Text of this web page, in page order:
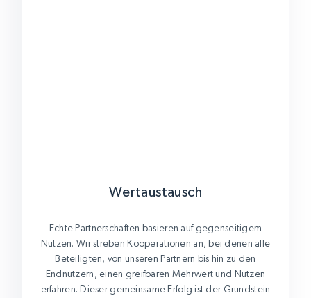
Wertaustausch
Echte Partnerschaften basieren auf gegenseitigem
Nutzen. Wir streben Kooperationen an, bei denen alle
Beteiligten, von unseren Partnern bis hin zu den
Endnutzern, einen greifbaren Mehrwert und Nutzen
erfahren. Dieser gemeinsame Erfolg ist der Grundstein